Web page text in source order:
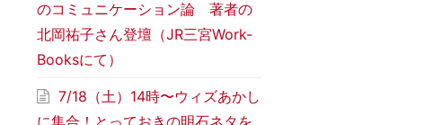
のコミュニケーション論 著者の
北岡祐子さん登壇（JR三宮Work-
Booksにて）
7/18（土）14時〜ウィズあかし
に集合！とっておきの明石ネタを